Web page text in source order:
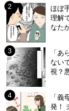
ほぼ
理解
なた
「
ない
視？
「
発！